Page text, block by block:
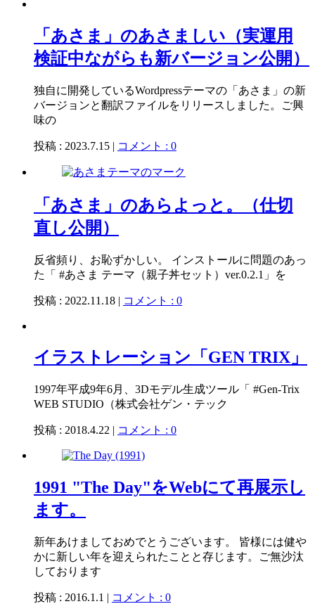
「あさま」のあさましい（実運用
検証中ながらも新バージョン公開）
独自に開発しているWordpressテーマの「あさま」の新
バージョンと翻訳ファイルをリリースしました。ご興
味の
投稿 : 2023.7.15 | コメント : 0
「あさま」のあらよっと。（仕切
直し公開）
反省頻り、お恥ずかしい。 インストールに問題のあっ
た「 #あさま テーマ（親子丼セット）ver.0.2.1」を
投稿 : 2022.11.18 | コメント : 0
イラストレーション「GEN TRIX」
1997年平成9年6月、3Dモデル生成ツール「 #Gen-Trix
WEB STUDIO（株式会社ゲン・テック
投稿 : 2018.4.22 | コメント : 0
1991 "The Day"をWebにて再展示し
ます。
新年あけましておめでとうございます。 皆様には健や
かに新しい年を迎えられたことと存じます。ご無沙汰
しております
投稿 : 2016.1.1 | コメント : 0